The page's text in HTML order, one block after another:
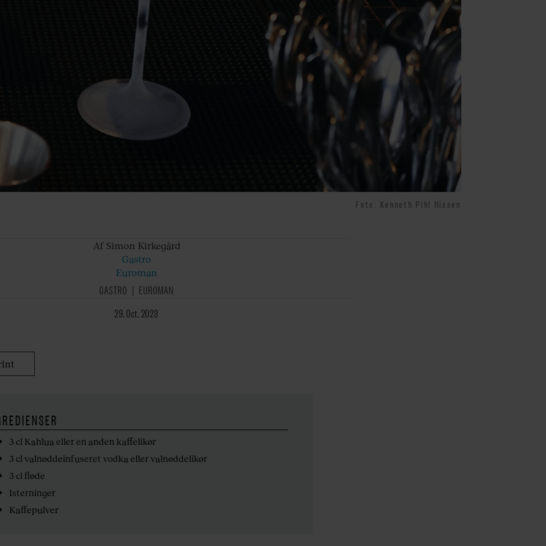
Foto: Kenneth Pihl Nissen
Af Simon Kirkegård
Gastro
Euroman
GASTRO
EUROMAN
29. Oct. 2023
3 cl Kahlua eller en anden kaffelikør
3 cl valnøddeinfuseret vodka eller valnøddelikør
3 cl fløde
Isterninger
Kaffepulver